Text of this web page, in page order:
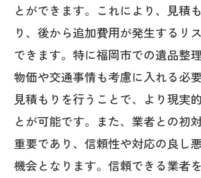
とができます。これにより、見積
り、後から追加費用が発生するリ
できます。特に福岡市での遺品整
物価や交通事情も考慮に入れる必
見積もりを行うことで、より現実
とが可能です。また、業者との初
重要であり、信頼性や対応の良し
機会となります。信頼できる業者